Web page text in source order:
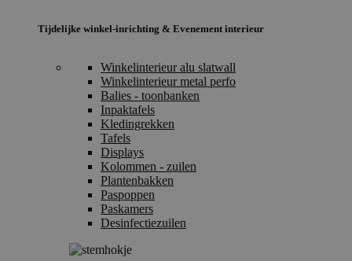
Tijdelijke winkel-inrichting & Evenement interieur
Winkelinterieur alu slatwall
Winkelinterieur metal perfo
Balies - toonbanken
Inpaktafels
Kledingrekken
Tafels
Displays
Kolommen - zuilen
Plantenbakken
Paspoppen
Paskamers
Desinfectiezuilen